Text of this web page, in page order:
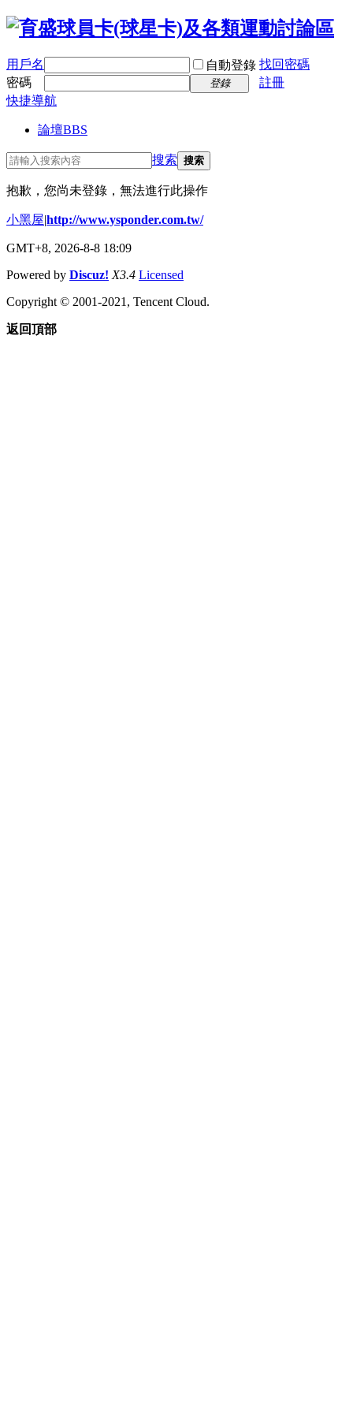
用戶名 自動登錄 找回密碼
密碼
登錄
註冊
快捷導航
論壇BBS
搜索 搜索
抱歉，您尚未登錄，無法進行此操作
小黑屋|http://www.ysponder.com.tw/
GMT+8, 2026-8-8 18:09
Powered by Discuz! X3.4 Licensed
Copyright © 2001-2021, Tencent Cloud.
返回頂部